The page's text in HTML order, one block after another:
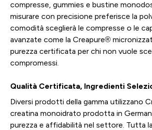
compresse, gummies e bustine
misurare con precisione preferisce la
comodità sceglierà le compresse o le
avanzate come la Creapure®
purezza certificata per chi non vuole
compromessi.
Qualità Certificata, Ingredienti
Diversi prodotti della gamma utilizzano
creatina monoidrato prodotta in
purezza e affidabilità nel settore. Tutta